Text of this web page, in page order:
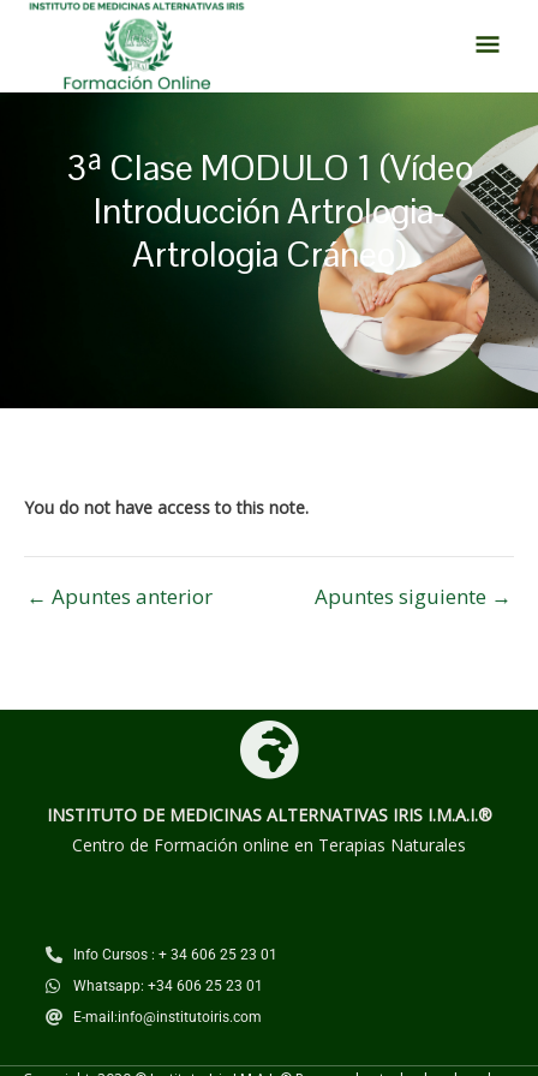
contenido
3ª Clase MODULO 1 (Vídeo
Introducción Artrologia-
Artrologia Cráneo)
You do not have access to this note.
entradas
← Apuntes anterior Apuntes siguiente →
INSTITUTO DE MEDICINAS ALTERNATIVAS IRIS I.M.A.I.®
Centro de Formación online en Terapias Naturales
Info Cursos : + 34 606 25 23 01
Whatsapp: +34 606 25 23 01
E-mail:info@institutoiris.com